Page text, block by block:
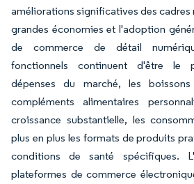
améliorations significatives des cadres
grandes économies et l'adoption
de commerce de détail
fonctionnels continuent d'être le
dépenses du marché, les
compléments alimentaires
croissance substantielle, les
plus en plus les formats de produits
conditions de santé spécifiques.
plateformes de commerce